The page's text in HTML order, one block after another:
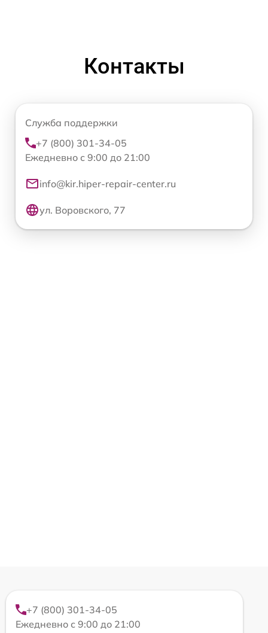
Контакты
Служба поддержки
+7 (800) 301-34-05
Ежедневно с 9:00 до 21:00
info@kir.hiper-repair-center.ru
ул. Воровского, 77
+7 (800) 301-34-05
Ежедневно с 9:00 до 21:00